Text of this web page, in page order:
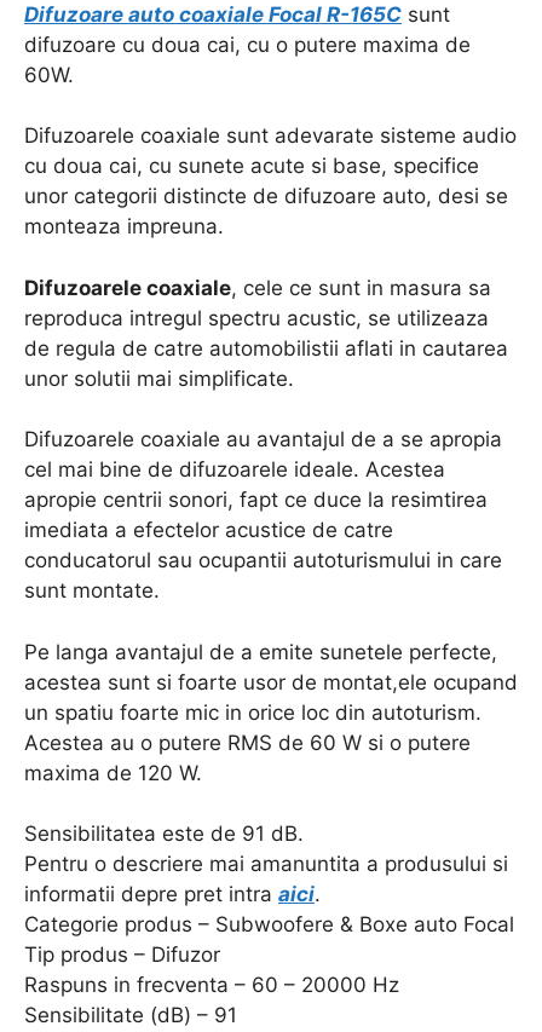
Difuzoare auto coaxiale Focal R-165C sunt
difuzoare cu doua cai, cu o putere maxima de
60W.
Difuzoarele coaxiale sunt adevarate sisteme audio
cu doua cai, cu sunete acute si base, specifice
unor categorii distincte de difuzoare auto, desi se
monteaza impreuna.
Difuzoarele coaxiale, cele ce sunt in masura sa
reproduca intregul spectru acustic, se utilizeaza
de regula de catre automobilistii aflati in cautarea
unor solutii mai simplificate.
Difuzoarele coaxiale au avantajul de a se apropia
cel mai bine de difuzoarele ideale. Acestea
apropie centrii sonori, fapt ce duce la resimtirea
imediata a efectelor acustice de catre
conducatorul sau ocupantii autoturismului in care
sunt montate.
Pe langa avantajul de a emite sunetele perfecte,
acestea sunt si foarte usor de montat,ele ocupand
un spatiu foarte mic in orice loc din autoturism.
Acestea au o putere RMS de 60 W si o putere
maxima de 120 W.
Sensibilitatea este de 91 dB.
Pentru o descriere mai amanuntita a produsului si
informatii depre pret intra aici.
Categorie produs – Subwoofere & Boxe auto Focal
Tip produs – Difuzor
Raspuns in frecventa – 60 – 20000 Hz
Sensibilitate (dB) – 91